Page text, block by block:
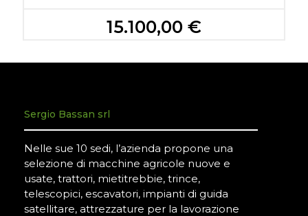
15.100,00 €
Sergio Bassan srl
Nelle sue 10 sedi, l’azienda propone una
selezione di macchine agricole nuove e
usate, trattori, mietitrebbie, trince,
telescopici, escavatori, impianti di guida
satellitare, attrezzature per la lavorazione